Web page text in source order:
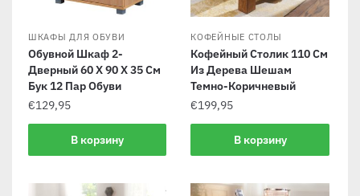
ШКАФЫ ДЛЯ ОБУВИ
Обувной Шкаф 2-
Дверный 60 Х 90 Х 35 См
Бук 12 Пар Обуви
€129,95
В корзину
КОФЕЙНЫЕ СТОЛЫ
Кофейный Столик 110 См
Из Дерева Шешам
Темно-Коричневый
€199,95
В корзину